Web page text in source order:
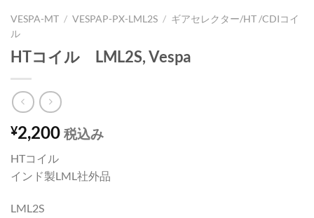
VESPA-MT / VESPAP-PX-LML2S / ギアセレクター/HT /CDIコイ
ル
HTコイル LML2S, Vespa
¥2,200 税込み
HTコイル
インド製LML社外品
LML2S